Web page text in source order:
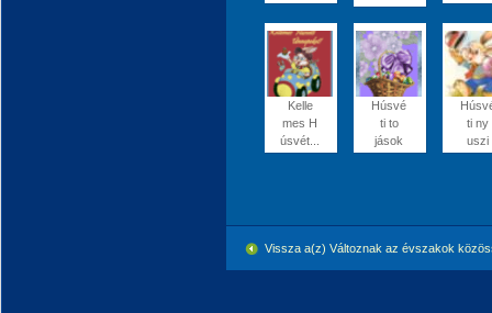
Kelle
mes H
úsvét...
Húsvé
ti to
jások
ti ny
uszi
Vissza a(z) Változnak az évszakok